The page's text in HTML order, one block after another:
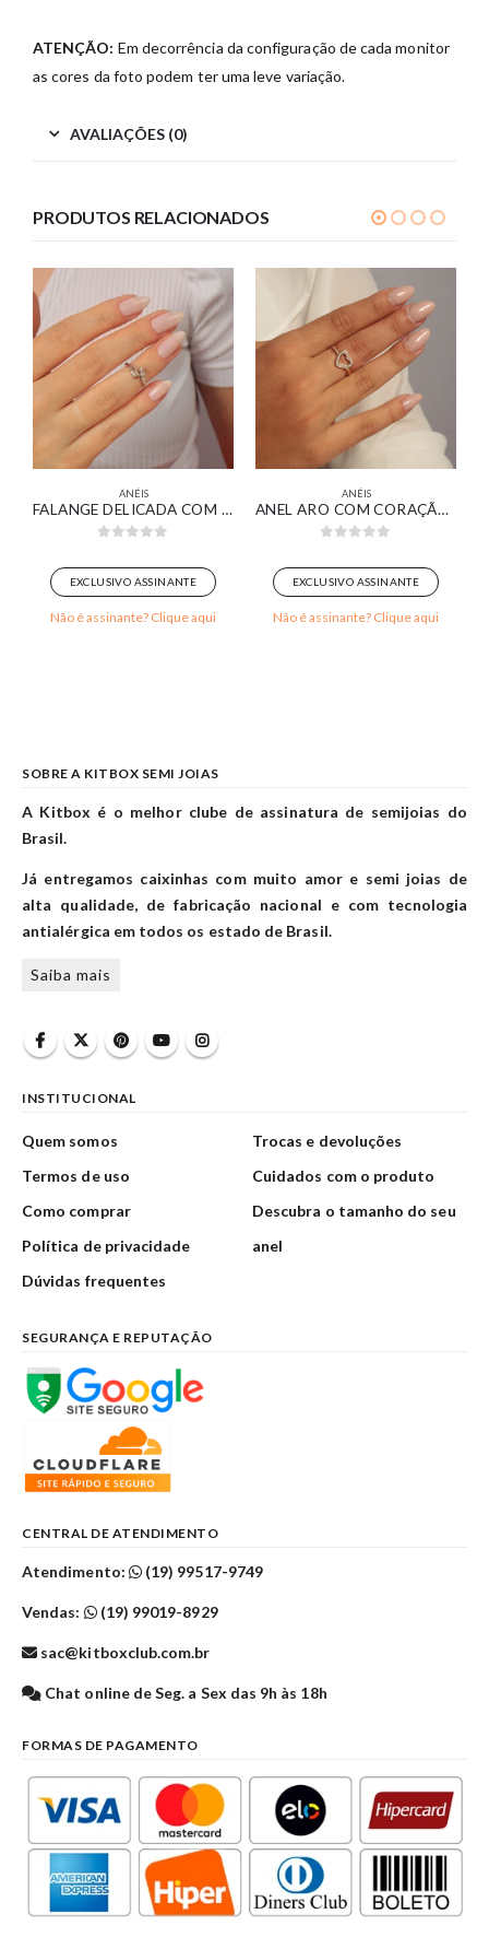
ATENÇÃO: Em decorrência da configuração de cada monitor
as cores da foto podem ter uma leve variação.
AVALIAÇÕES (0)
PRODUTOS RELACIONADOS
ANÉIS
FALANGE DELICADA COM ZIRCÔNIA NAVETE CRISTAL E PONTOS DE LUZ BANHADO EM OURO BRANCO
EXCLUSIVO ASSINANTE
Não é assinante? Clique aqui
ANÉIS
ANEL ARO COM CORAÇÃO CRAVEJADO VAZADO BANHADO EM OURO 18K
EXCLUSIVO ASSINANTE
Não é assinante? Clique aqui
SOBRE A KITBOX SEMI JOIAS
A Kitbox é o melhor clube de assinatura de semijoias do
Brasil.
Já entregamos caixinhas com muito amor e semi joias de
alta qualidade, de fabricação nacional e com tecnologia
antialérgica em todos os estado de Brasil.
Saiba mais
INSTITUCIONAL
Quem somos
Termos de uso
Como comprar
Política de privacidade
Dúvidas frequentes
Trocas e devoluções
Cuidados com o produto
Descubra o tamanho do seu
anel
SEGURANÇA E REPUTAÇÃO
CENTRAL DE ATENDIMENTO
Atendimento: (19) 99517-9749
Vendas: (19) 99019-8929
sac@kitboxclub.com.br
Chat online de Seg. a Sex das 9h às 18h
FORMAS DE PAGAMENTO